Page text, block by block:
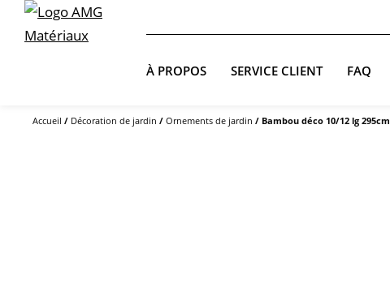
À PROPOS SERVICE CLIENT FAQ
Accueil / Décoration de jardin / Ornements de jardin / Bambou déco 10/12 lg 295cm